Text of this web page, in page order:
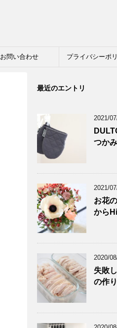
お問い合わせ プライバシーポ
最近のエントリ
2021/
つかみ
2021/
お花
から
2020/
失敗
の作